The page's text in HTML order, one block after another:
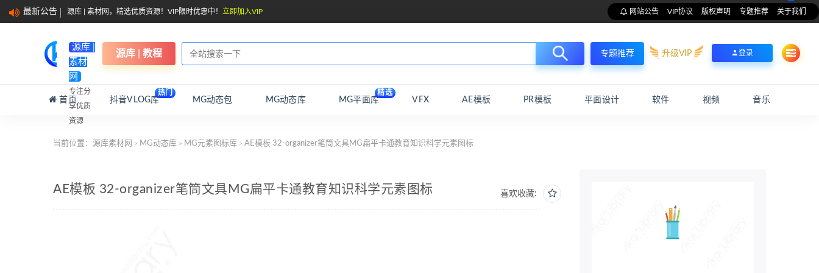
最新公告 源库 | 素材网，精选优质资源！VIP限时优惠中！ 立即加入VIP 网站公告 VIP协议 版权声明 专题推荐 关于我们
源库 |
素材
网
专注分
享优质
资源
源库 | 教程 专题推荐 升级VIP 登录
首页 抖音VLOG库
热门
MG动态包 MG动态库 MG平面库
精选
VFX AE模板 PR模板 平面设计 软件 视频 音乐
当前位置： 源库素材网 > MG动态库 > MG元素图标库 > AE模板 32-organizer笔筒文具MG扁平卡通教育知识科学元素图标
喜欢收藏:
AE模板 32-organizer笔筒文具MG扁平卡通教育知识科学元素图标